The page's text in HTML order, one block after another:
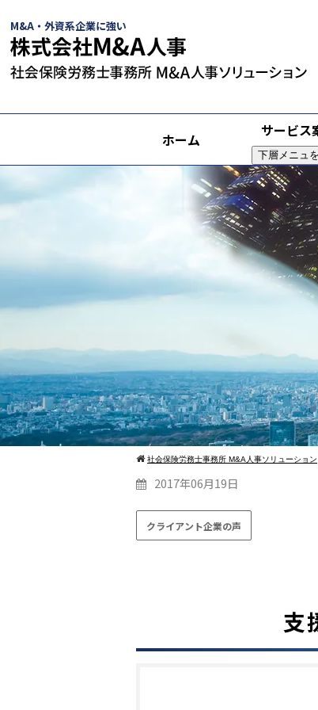
M&A・外資系企業に強い
ホーム サービス
下層メニュ
社会保険労務士事務所 M&A人事ソリューション
2017年06月19日
クライアント企業の声
支